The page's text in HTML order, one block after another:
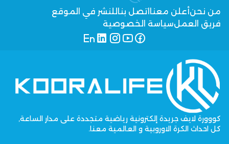
من نحنأعلن معنا اتصل بنا للنشر في الموقع
فريق العملسياسة الخصوصية
كووورة لايف جريدة إلكترونية رياضية متجددة على مدار الساعة,
كل احداث الكرة الاوروبية و العالمية معنا.